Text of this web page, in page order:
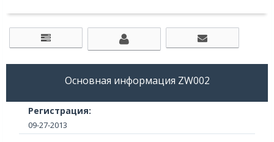
Основная информация ZW002
Регистрация:
09-27-2013